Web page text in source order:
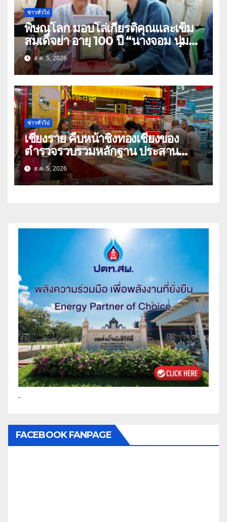
ข่าวทั่วไป
พิษณุโลก มอบโล่เกียรติคุณและเข็ม
สมเด็จย่า อายุ 100 ปี “นางจอม นุ่ม
เนตร” ตำบลบ้านกร่าง อำเภอเมือง
ส.ค. 5, 2026
ข่าวทั่วไป
เชียงราย คืบหน้าชิงทองเชียงของ
ตำรวจรวบรวมหลักฐาน ประสาน
สปป.ลาว ติดตามจับกุม
ส.ค. 5, 2026
FACEBOOK FANPAGE